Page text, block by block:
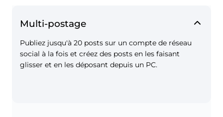
Mentions de page sur Instagram et Facebook
Multi-postage
Publiez jusqu'à 20 posts sur un compte de réseau
social à la fois et créez des posts en les faisant
glisser et en les déposant depuis un PC.